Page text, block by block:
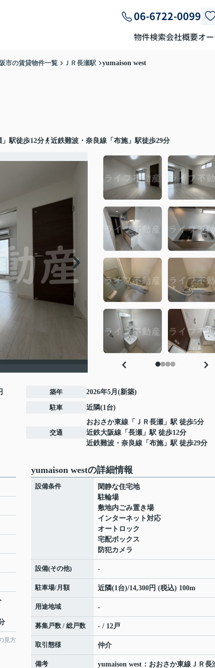
06-6722-0099
物件検索会社概要オ
市の賃貸物件一覧 ＪＲ長瀬駅 yumaison west
駅徒歩12分 近鉄難波・奈良線「布施」駅徒歩29分
築年 2026年5月(新築)
駐車 近隣(1台)
交通
おおさか東線 「 ＪＲ長瀬 」駅 徒歩5分
近鉄大阪線 「 長瀬 」駅 徒歩12分
近鉄難波・奈良線 「 布施」駅 徒歩29分
見方
yumaison westの詳細情報
設備条件
閑静な住宅地
駐輪場
敷地内ごみ置き場
インターネット対応
オートロック
宅配ボックス
防犯カメラ
設備(その他) -
駐車場/月額 近隣(1台)/14,300円 (税込) 100m
用途地域 -
募集戸数 / 総戸数 - / 12戸
取引態様 仲介
備考
yumaison west：おおさか東線ＪＲ長